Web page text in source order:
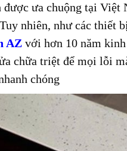
ưa chuộng tại
nhiên, như các thiết
AZ với hơn 10 năm
chữa triệt để mọi lỗi
chóng